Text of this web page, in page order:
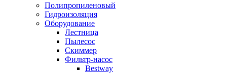
Полипропиленовый
Гидроизоляция
Оборудование
Лестница
Пылесос
Скиммер
Фильтр-насос
Bestway